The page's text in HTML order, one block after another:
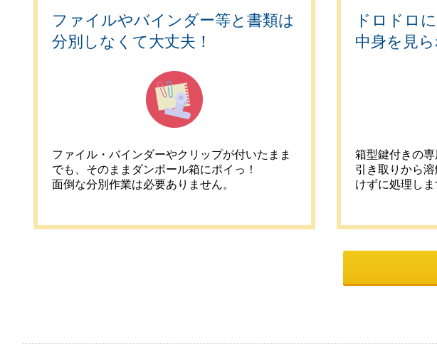
ファイルやバインダー等と書類は
分別しなくて大丈夫！
ファイル・バインダーやクリップが付いたまま
でも、そのままダンボール箱にポイっ！
面倒な分別作業は必要ありません。
ドロドロ
中身を見
箱型鍵付きの専
引き取りから
けずに処理しま